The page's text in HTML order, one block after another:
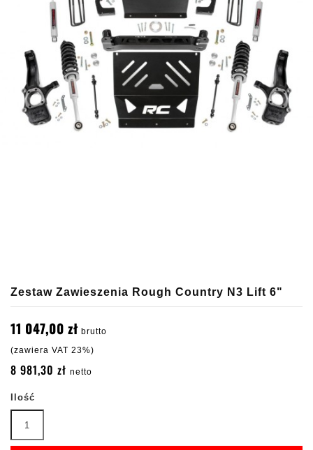
Zestaw Zawieszenia Rough Country N3 Lift 6"
11 047,00 zł brutto
(zawiera VAT 23%)
8 981,30 zł netto
Ilość